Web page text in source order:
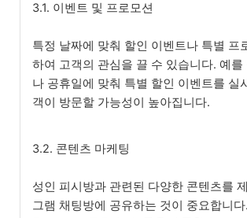
3.1. 이벤트 및 프로모션
특정 날짜에 맞춰 할인 이벤트나 특별 프
하여 고객의 관심을 끌 수 있습니다. 예를
나 공휴일에 맞춰 특별 할인 이벤트를 실
객이 방문할 가능성이 높아집니다.
3.2. 콘텐츠 마케팅
성인 피시방과 관련된 다양한 콘텐츠를
그램 채팅방에 공유하는 것이 중요합니